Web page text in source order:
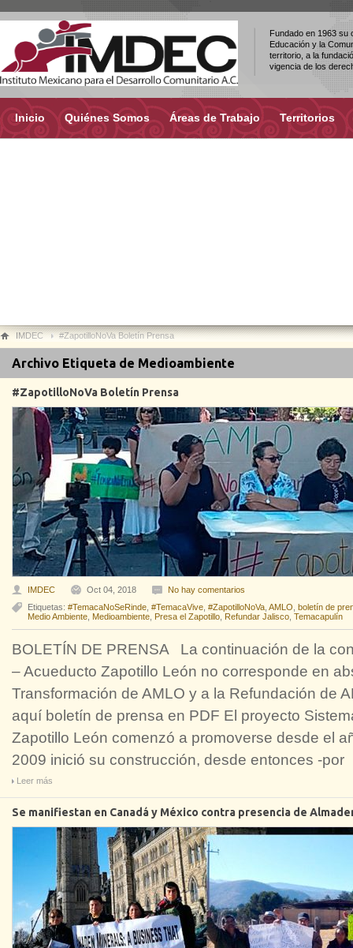
Fundado en 1963 su
Educación y la
territorio, a la
vigencia de los
Inicio Quiénes Somos Áreas de Trabajo Territorios
IMDEC #ZapotilloNoVa Boletín Prensa
Archivo Etiqueta de Medioambiente
#ZapotilloNoVa Boletín Prensa
IMDEC Oct 04, 2018
No hay comentarios
Etiquetas: #TemacaNoSeRinde #TemacaVive #ZapotilloNoVa AMLO boletín de
Medio Ambiente Medioambiente Presa el Zapotillo Refundar Jalisco Temacapulín
BOLETÍN DE PRENSA La continuación de la
– Acueducto Zapotillo León no corresponde en
Transformación de AMLO y a la Refundación
aquí boletín de prensa en PDF El proyecto
Zapotillo León comenzó a promoverse desde el
2009 inició su construcción, desde entonces -por
Leer más
Se manifiestan en Canadá y México contra presencia de